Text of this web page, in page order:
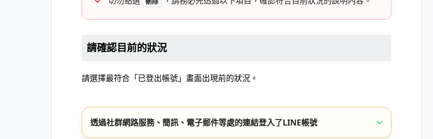
請確認目前的狀況
請選擇最符合「已登出帳號」畫面出現前的狀況。
透過社群網路服務、簡訊、電子郵件等處的連結登入了LINE帳號